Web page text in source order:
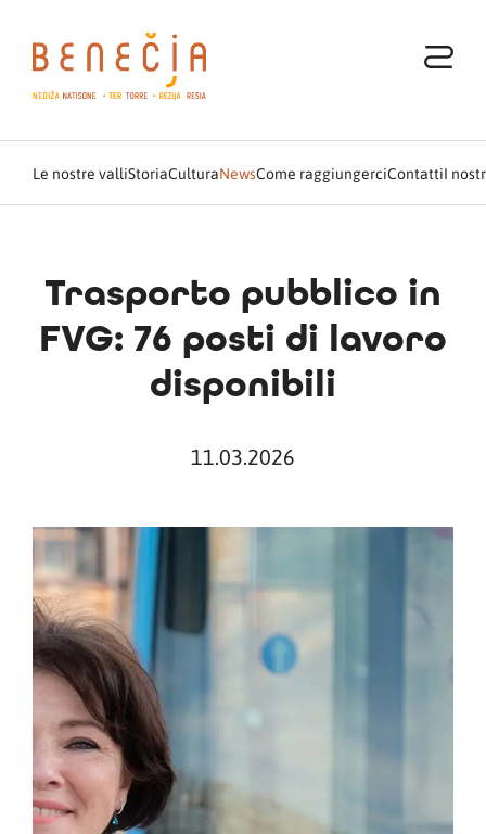
Le nostre valliStoriaCulturaNewsCome raggiungerciContattiI
Trasporto pubblico in
FVG: 76 posti di lavoro
disponibili
11.03.2026